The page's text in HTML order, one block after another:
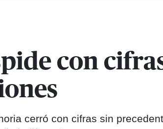
con
cerró con cifras sin